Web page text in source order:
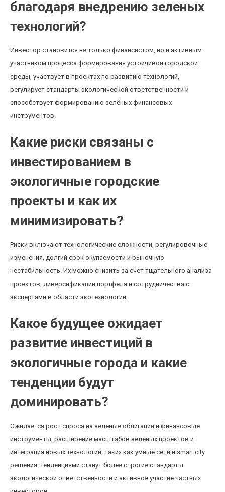
благодаря внедрению зеленых
технологий?
Инвестор становится не только финансистом, но и активным
участником процесса формирования устойчивой городской
среды, участвует в проектах по развитию технологий,
регулирует стандарты экологической ответственности и
способствует формированию зелёных финансовых
инструментов.
Какие риски связаны с
инвестированием в
экологичные городские
проекты и как их
минимизировать?
Риски включают технологические сложности, регулировочные
изменения, долгий срок окупаемости и рыночную
нестабильность. Их можно снизить за счет тщательного анализа
проектов, диверсификации портфеля и сотрудничества с
экспертами в области экотехнологий.
Какое будущее ожидает
развитие инвестиций в
экологичные города и какие
тенденции будут
доминировать?
Ожидается рост спроса на зеленые облигации и финансовые
инструменты, расширение масштабов зеленых проектов и
интеграция новых технологий, таких как умные сети и smart city
решения. Тенденциями станут более строгие стандарты
экологической ответственности и активное участие частных